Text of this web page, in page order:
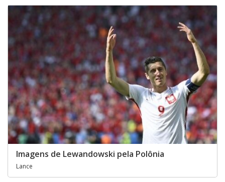
Imagens de Lewandowski pela Polônia
Lance